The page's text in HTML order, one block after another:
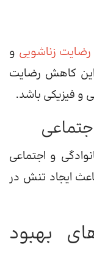
رضایت زناشویی و
این کاهش رضایت
و فیزیکی باشد.
و اجتماعی
ایجاد تنش در
بهبود